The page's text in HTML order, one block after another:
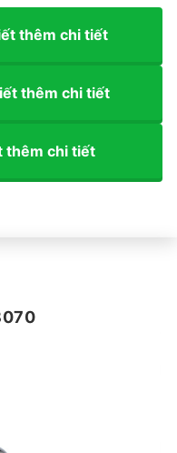
thêm chi tiết
thêm chi tiết
thêm chi tiết